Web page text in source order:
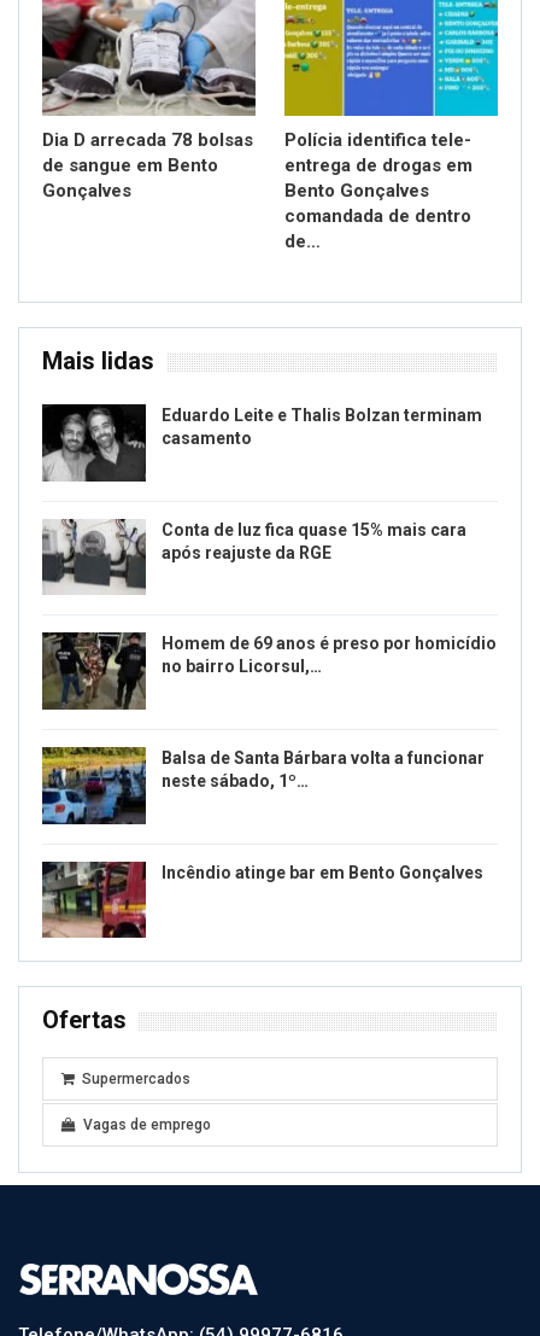
Dia D arrecada 78 bolsas
de sangue em Bento
Gonçalves
Polícia identifica tele-
entrega de drogas em
Bento Gonçalves
comandada de dentro
de…
Mais lidas
Eduardo Leite e Thalis Bolzan terminam
casamento
Conta de luz fica quase 15% mais cara
após reajuste da RGE
Homem de 69 anos é preso por homicídio
no bairro Licorsul,…
Balsa de Santa Bárbara volta a funcionar
neste sábado, 1º…
Incêndio atinge bar em Bento Gonçalves
Ofertas
Supermercados
Vagas de emprego